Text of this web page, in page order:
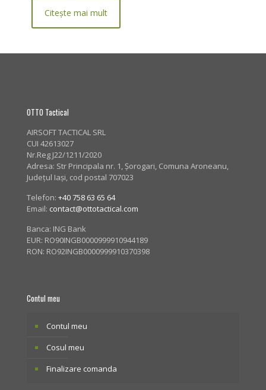
Citește mai mult
OTTO Tactical
AIRSOFT TACTICAL SRL
CUI 42613027
Nr.Reg J22/1211/2020
Adresa: Str Principala nr. 1, Șorogari, Comuna Aroneanu,
Județul Iași, cod postal 707023
Telefon: +40 758 63 65 64
Email: contact@ottotactical.com
Banca: ING Bank
EUR: RO90INGB0000999910944189
RON: RO92INGB0000999910370398
Contul meu
Contul meu
Cosul meu
Finalizare comanda